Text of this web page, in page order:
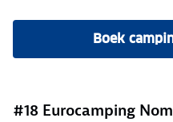
Boek
#18 Eurocamping